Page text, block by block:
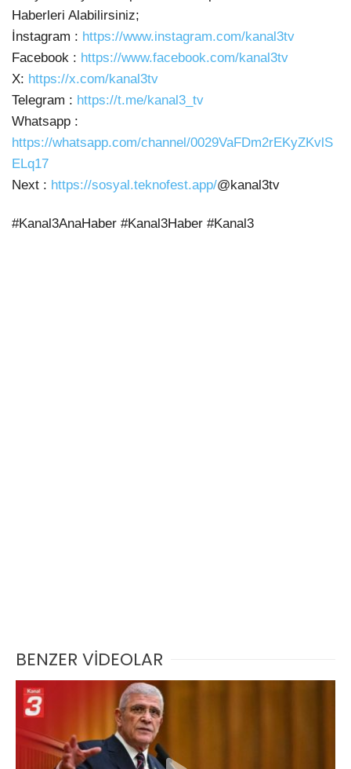
Haberleri Alabilirsiniz;
İnstagram : https://www.instagram.com/kanal3tv
Facebook : https://www.facebook.com/kanal3tv
X: https://x.com/kanal3tv
Telegram : https://t.me/kanal3_tv
Whatsapp :
https://whatsapp.com/channel/0029VaFDm2rEKyZKvlS
ELq17
Next : https://sosyal.teknofest.app/@kanal3tv
#Kanal3AnaHaber #Kanal3Haber #Kanal3
BENZER VİDEOLAR